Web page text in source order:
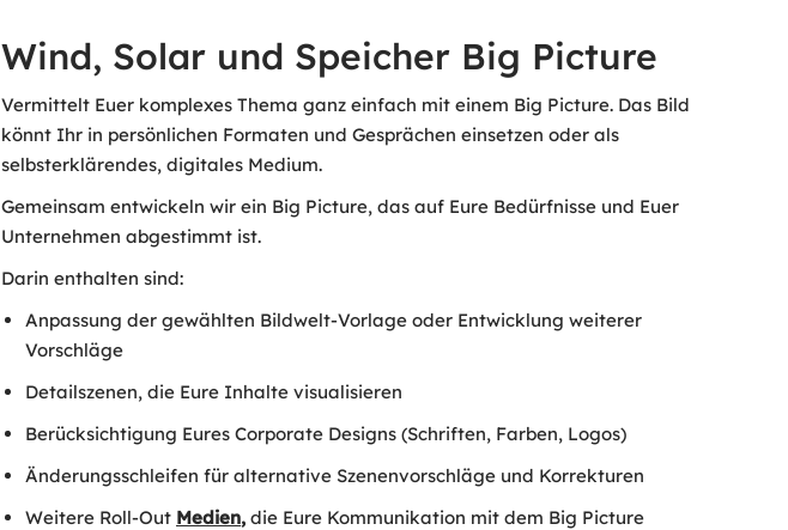
Wind, Solar und Speicher Big Picture
Vermittelt Euer komplexes Thema ganz einfach mit einem Big Picture. Das Bild
könnt Ihr in persönlichen Formaten und Gesprächen einsetzen oder als
selbsterklärendes, digitales Medium.
Gemeinsam entwickeln wir ein Big Picture, das auf Eure Bedürfnisse und Euer
Unternehmen abgestimmt ist.
Darin enthalten sind:
Anpassung der gewählten Bildwelt-Vorlage oder Entwicklung weiterer
Vorschläge
Detailszenen, die Eure Inhalte visualisieren
Berücksichtigung Eures Corporate Designs (Schriften, Farben, Logos)
Änderungsschleifen für alternative Szenenvorschläge und Korrekturen
Weitere Roll-Out Medien, die Eure Kommunikation mit dem Big Picture